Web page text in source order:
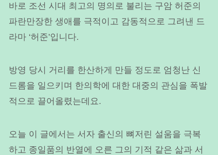
바로 조선 시대 최고의 명의로 불리는 구암 허준의
파란만장한 생애를 극적이고 감동적으로 그려낸 드
라마 ‘허준’입니다.
방영 당시 거리를 한산하게 만들 정도로 엄청난 신
드롬을 일으키며 한의학에 대한 대중의 관심을 폭발
적으로 끌어올렸는데요.
오늘 이 글에서는 서자 출신의 뼈저린 설움을 극복
하고 종일품의 반열에 오른 그의 기적 같은 삶과 서